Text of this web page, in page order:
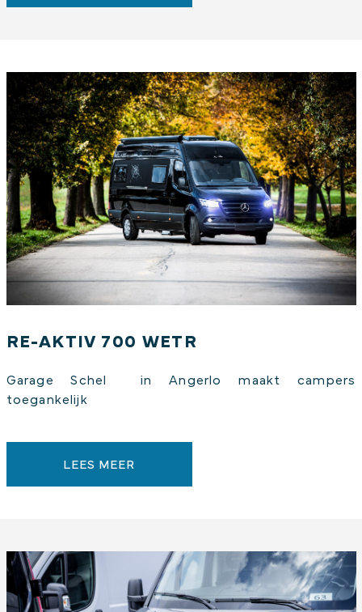
RE-AKTIV 700 WETR
Garage Schel in Angerlo maakt campers
toegankelijk
LEES MEER